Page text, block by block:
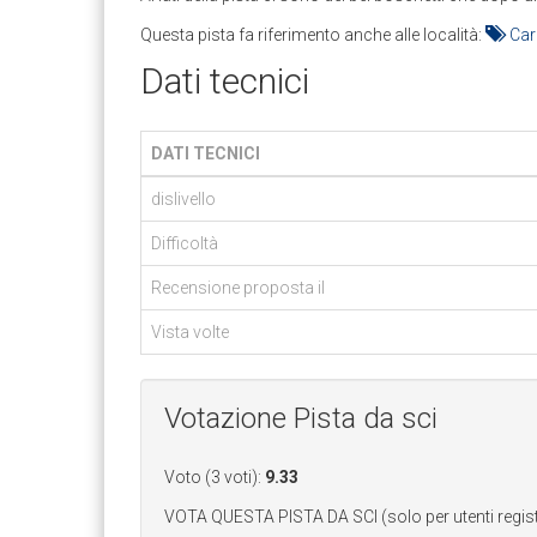
Questa pista fa riferimento anche alle località:
Dati tecnici
DATI TECNICI
dislivello
Difficoltà
Recensione proposta il
Vista volte
Votazione Pista da sci
Voto (3 voti): 9.33
VOTA QUESTA PISTA DA SCI (solo per utenti